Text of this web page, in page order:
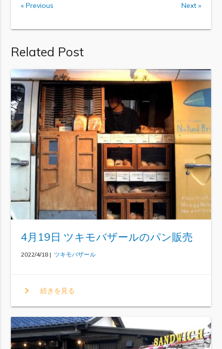
« Previous Next »
Related Post
4月19日 ツキモバザールのパン販売
2022/4/18 | ツキモバザール
chevron_right 続きを見る